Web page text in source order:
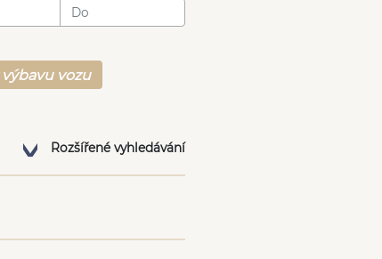
vozu
Rozšířené vyhledávání